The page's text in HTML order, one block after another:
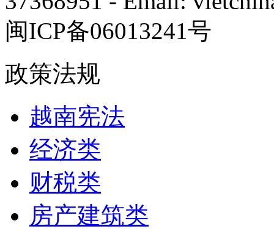
闽ICP备06013241号
政策法规
越南宪法
经济类
财税类
房产建筑类